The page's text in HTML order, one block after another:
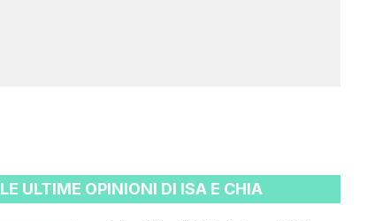
LE ULTIME OPINIONI DI ISA E CHIA